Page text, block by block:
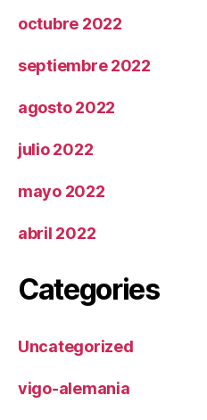
octubre 2022
septiembre 2022
agosto 2022
julio 2022
mayo 2022
abril 2022
Categories
Uncategorized
vigo-alemania